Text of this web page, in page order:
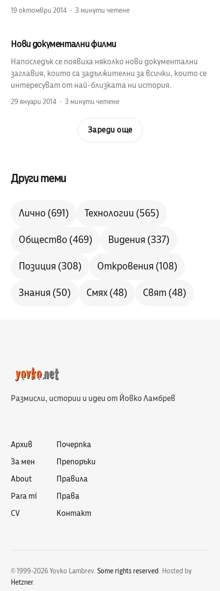
19 октомври 2014 3 минути четене
Нови документални филми
Напоследък се появиха няколко нови документални
заглавия, които са задължителни за всички, които се
интересуват от най-близката ни история.
29 януари 2014 3 минути четене
Зареди още
Други теми
Лично (691) Технологии (565)
Общество (469) Видения (337)
Позиция (308) Откровения (108)
Знания (50) Смях(48) Свят (48)
Размисли, истории и идеи от Йовко Ламбрев
Архив
За мен
About
Para mí
CV
Почерпка
Препоръки
Правила
Права
Контакт
© 1999-2026 Yovko Lambrev.Some rights reserved. Hosted by
Hetzner.